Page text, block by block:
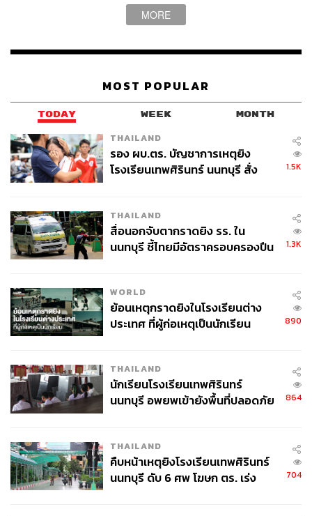
Sulwhasoo Perfecting Cushion EX
(2,100 บาท) เพิ่งเปิด
เซรั่มเบสต์เซลเลอร์อย่าง First Care Activating Serum EX
เวลาใช้คุชชันก็จะหอมๆ ฟินๆ
M.A.C Lightful C+ Coral Grass SPF50 PA++++ Quick
Finish Cushion Compact
MORE
MOST POPULAR
TODAY WEEK MONTH
THAILAND
รอง ผบ.ตร. บัญชาการเหตุยิง
โรงเรียนเทพศิรินทร์ นนทบุรี สั่ง
1.5K
THAILAND
สื่อนอกจับตากราดยิง รร. ใน
นนทบุรี ชี้ไทยมีอัตราครอบครองปืน
1.3K
WORLD
ย้อนเหตุกราดยิงในโรงเรียนต่าง
ประเทศ ที่ผู้ก่อเหตุเป็นนักเรียน
890
THAILAND
นักเรียนโรงเรียนเทพศิรินทร์
นนทบุรี อพยพเข้ายังพื้นที่ปลอดภัย
864
THAILAND
คืบหน้าเหตุยิงโรงเรียนเทพศิรินทร์
นนทบุรี ดับ 6 ศพ โฆษก ตร. เร่ง
704